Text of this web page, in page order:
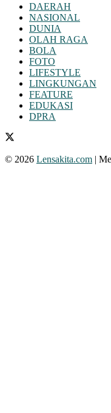
DAERAH
NASIONAL
DUNIA
OLAH RAGA
BOLA
FOTO
LIFESTYLE
LINGKUNGAN
FEATURE
EDUKASI
DPRA
© 2026 Lensakita.com |